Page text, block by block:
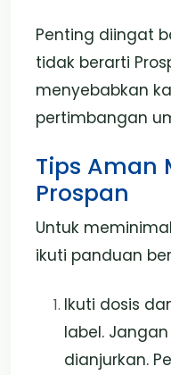
Penting diingat
tidak berarti
menyebabkan
pertimbangan
Tips Aman
Prospan
Untuk
ikuti panduan
Ikuti dosis
label.
dianjurkan.